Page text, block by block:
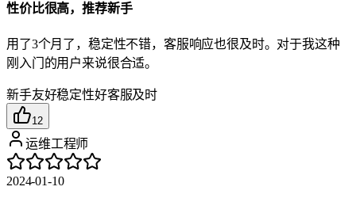
性价比很高，推荐新手
用了3个月了，稳定性不错，客服响应也很及时。对于我这种
刚入门的用户来说很合适。
新手友好稳定性好客服及时
12
运维工程师
2024-01-10